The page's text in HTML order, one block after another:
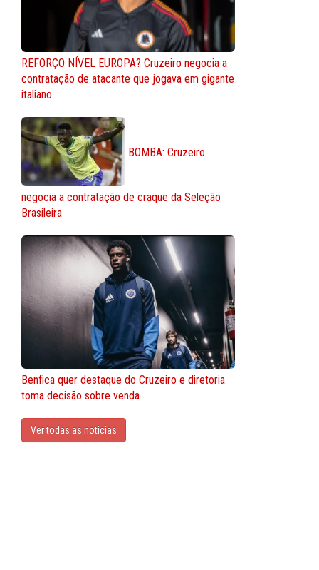
REFORÇO NÍVEL EUROPA? Cruzeiro negocia a
contratação de atacante que jogava em gigante
italiano
BOMBA: Cruzeiro
negocia a contratação de craque da Seleção
Brasileira
Benfica quer destaque do Cruzeiro e diretoria
toma decisão sobre venda
Ver todas as noticias